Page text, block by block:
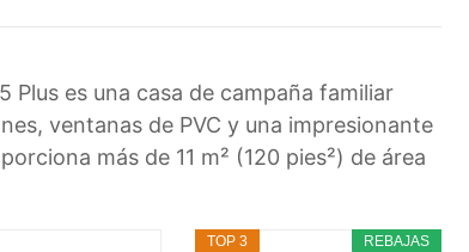
Plus es una casa de campaña familiar
ventanas de PVC y una impresionante
más de 11 m² (120 pies²) de área
REBAJAS
TOP 3